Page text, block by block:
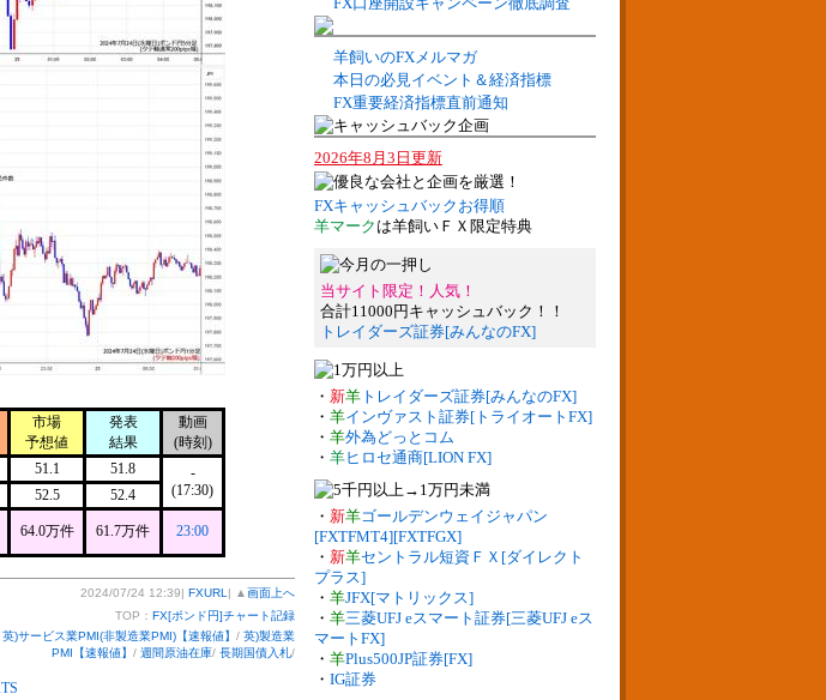
市場
予想値
発表
結果
動画
(時刻)
51.1 51.8
-
(17:30)
52.5 52.4
64.0万件 61.7万件 23:00
2024/07/24 12:39| FXURL | ▲ 画面上へ
TOP： FX[ポンド円]チャート記録
英)サービス業PMI(非製造業PMI)【速報値】 / 英)製造業
PMI【速報値】 / 週間原油在庫/ 長期国債入札/
羊飼いのFXメルマガ
本日の必見イベント＆経済指標
FX重要経済指標直前通知
2026年8月3日更新
FXキャッシュバックお得順
羊マーク は羊飼いＦＸ限定特典
当サイト限定！人気！
合計11000円キャッシュバック！！
トレイダーズ証券[みんなのFX]
・ 新羊 トレイダーズ証券[みんなのFX]
・ 羊インヴァスト証券[トライオートFX]
・ 羊外為どっとコム
・ 羊ヒロセ通商[LION FX]
・ 新羊ゴールデンウェイジャパン
[FXTFMT4][FXTFGX]
・ 新羊セントラル短資ＦＸ[ダイレクト
プラス]
・ 羊JFX[マトリックス]
・ 羊三菱UFJ eスマート証券[三菱UFJ eス
マートFX]
・ 羊Plus500JP証券[FX]
・ IG証券